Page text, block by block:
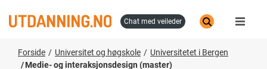
til
chat med veileder
Forside Universitet og høgskole
Universitetet i Bergen
Medie- og interaksjonsdesign (master)